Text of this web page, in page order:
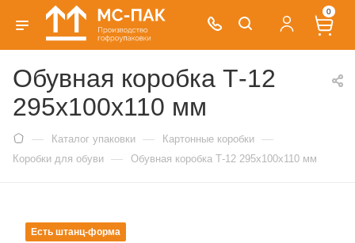
0
Обувная коробка Т-12
295х100х110 мм
— Каталог упаковки — Картонные коробки —
Коробки для обуви — Обувная коробка Т-12 295х100х110 мм
Есть штанц-форма